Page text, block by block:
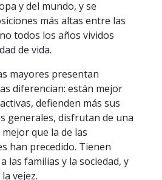
y del mundo, y se
más altas entre las
todos los años vividos
de vida.
mayores presentan
diferencian: están mejor
defienden más sus
generales, disfrutan de una
que la de las
han precedido. Tienen
las familias y la sociedad, y
vejez.